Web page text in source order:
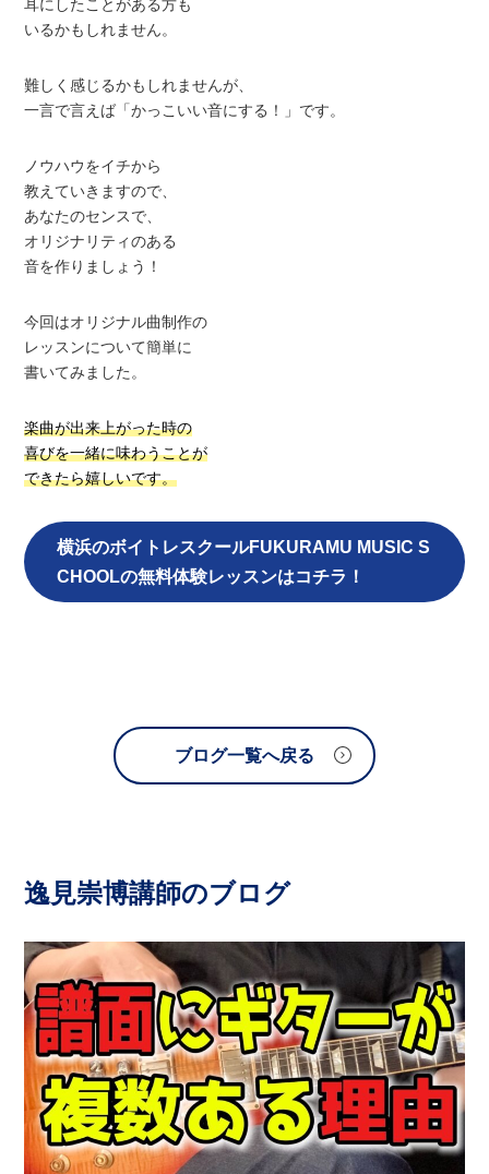
耳にしたことがある方も
いるかもしれません。
難しく感じるかもしれませんが、
一言で言えば「かっこいい音にする！」です。
ノウハウをイチから
教えていきますので、
あなたのセンスで、
オリジナリティのある
音を作りましょう！
今回はオリジナル曲制作の
レッスンについて簡単に
書いてみました。
楽曲が出来上がった時の
喜びを一緒に味わうことが
できたら嬉しいです。
横浜のボイトレスクールFUKURAMU MUSIC S
CHOOLの無料体験レッスンはコチラ！
ブログ一覧へ戻る
逸見崇博講師のブログ